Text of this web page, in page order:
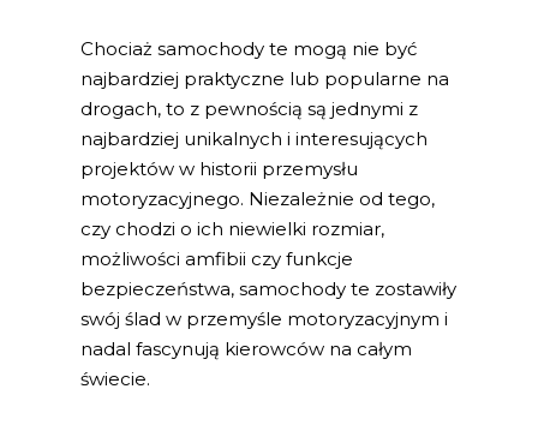
Chociaż samochody te mogą nie być
najbardziej praktyczne lub popularne na
drogach, to z pewnością są jednymi z
najbardziej unikalnych i interesujących
projektów w historii przemysłu
motoryzacyjnego. Niezależnie od tego,
czy chodzi o ich niewielki rozmiar,
możliwości amfibii czy funkcje
bezpieczeństwa, samochody te zostawiły
swój ślad w przemyśle motoryzacyjnym i
nadal fascynują kierowców na całym
świecie.